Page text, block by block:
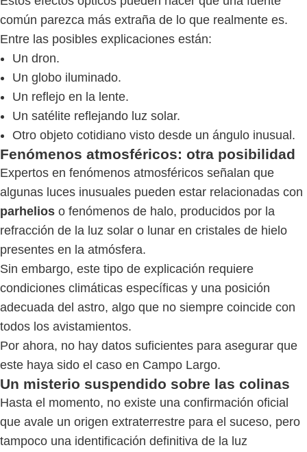
común parezca más extraña de lo que realmente es.
Entre las posibles explicaciones están:
Un dron.
Un globo iluminado.
Un reflejo en la lente.
Un satélite reflejando luz solar.
Otro objeto cotidiano visto desde un ángulo inusual.
Fenómenos atmosféricos: otra posibilidad
Expertos en fenómenos atmosféricos señalan que
algunas luces inusuales pueden estar relacionadas con
parhelios o fenómenos de halo, producidos por la
refracción de la luz solar o lunar en cristales de hielo
presentes en la atmósfera.
Sin embargo, este tipo de explicación requiere
condiciones climáticas específicas y una posición
adecuada del astro, algo que no siempre coincide con
todos los avistamientos.
Por ahora, no hay datos suficientes para asegurar que
este haya sido el caso en Campo Largo.
Un misterio suspendido sobre las colinas
Hasta el momento, no existe una confirmación oficial
que avale un origen extraterrestre para el suceso, pero
tampoco una identificación definitiva de la luz